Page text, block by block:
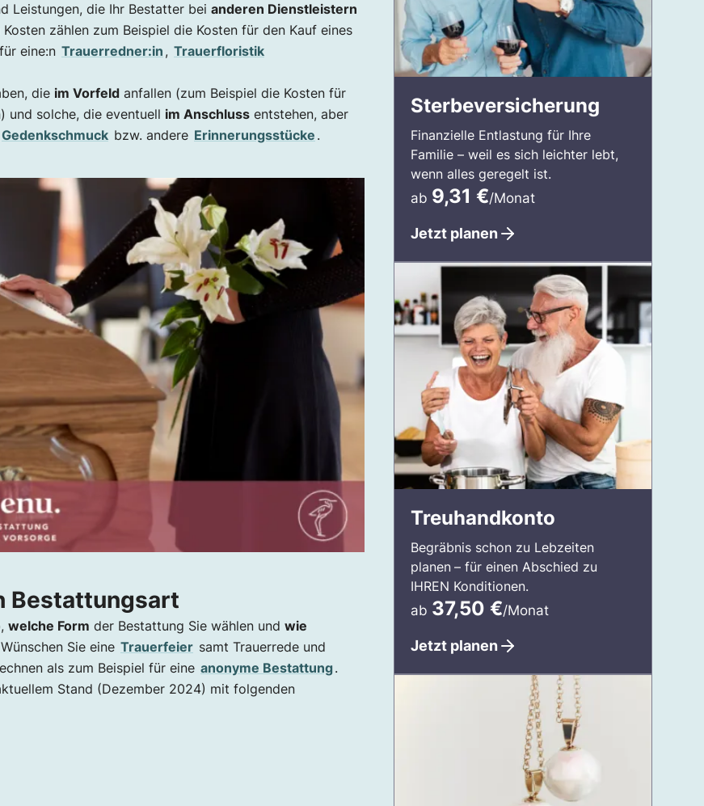
Leistungen, die Ihr Bestatter bei anderen Dienstleistern
zählen zum Beispiel die Kosten für den Kauf eines
eine:n Trauerredner:in , Trauerfloristik
die im Vorfeld anfallen (zum Beispiel die Kosten für
und solche, die eventuell im Anschluss entstehen, aber
Gedenkschmuck bzw. andere Erinnerungsstücke .
Bestattungsart
welche Form der Bestattung Sie wählen und wie
Sie eine Trauerfeier samt Trauerrede und
als zum Beispiel für eine anonyme Bestattung.
Stand (Dezember 2024) mit folgenden
Sterbeversicherung
Finanzielle Entlastung für Ihre
Familie – weil es sich leichter lebt,
wenn alles geregelt ist.
ab 9,31 €/Monat
Jetzt planen
Treuhandkonto
Begräbnis schon zu Lebzeiten
planen – für einen Abschied zu
IHREN Konditionen.
ab 37,50 €/Monat
Jetzt planen